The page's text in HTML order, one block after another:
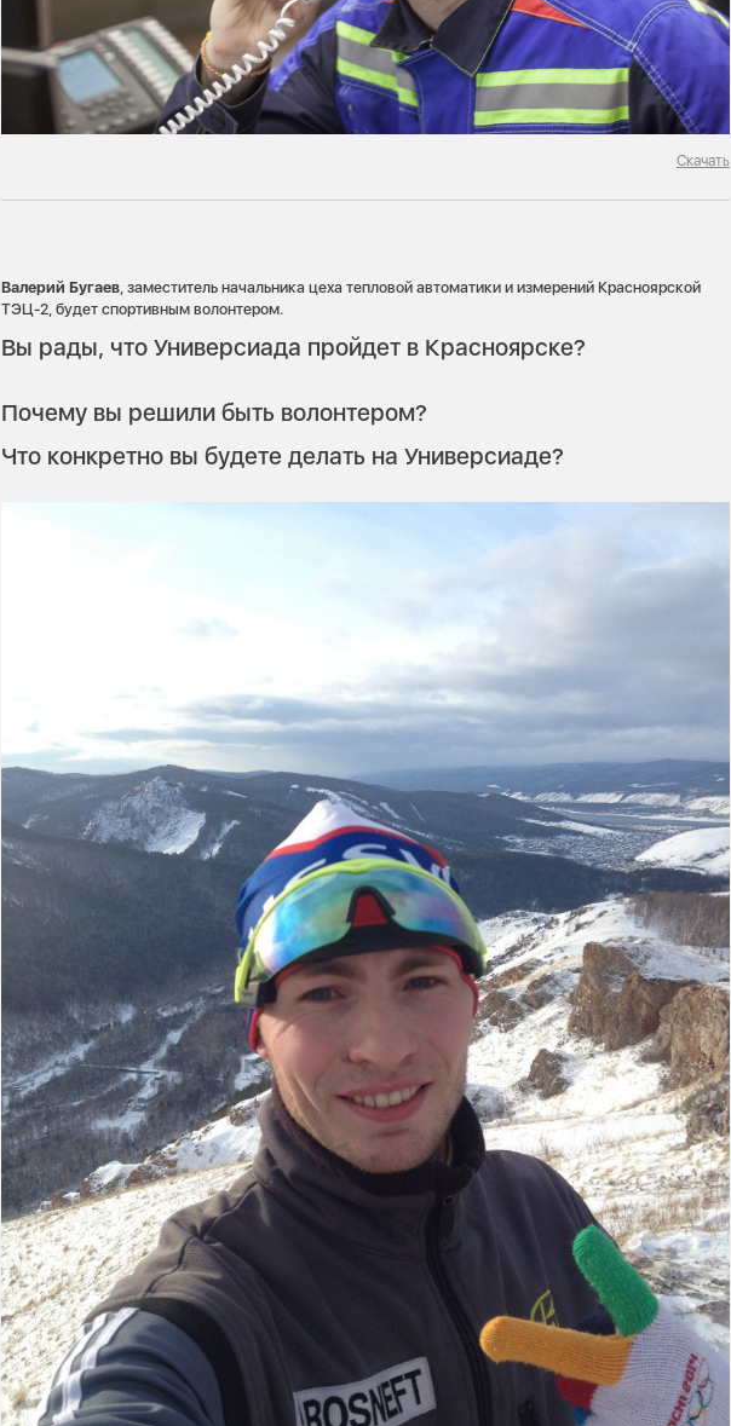
Скачать
Валерий Бугаев , заместитель начальника цеха тепловой автоматики и измерений Красноярской
ТЭЦ-2, будет спортивным волонтером.
Вы рады, что Универсиада пройдет в Красноярске?
Почему вы решили быть волонтером?
Что конкретно вы будете делать на Универсиаде?